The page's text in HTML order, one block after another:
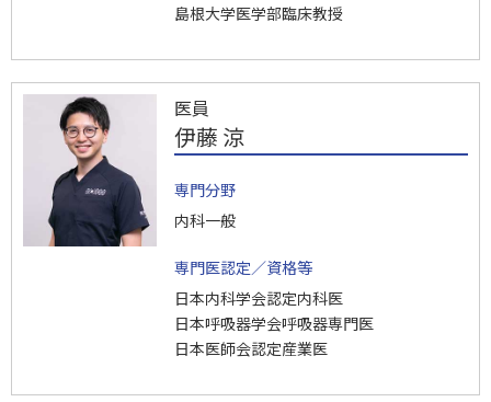
島根大学医学部臨床教授
医員
伊藤 涼
専門分野
内科一般
専門医認定／資格等
日本内科学会認定内科医
日本呼吸器学会呼吸器専門医
日本医師会認定産業医